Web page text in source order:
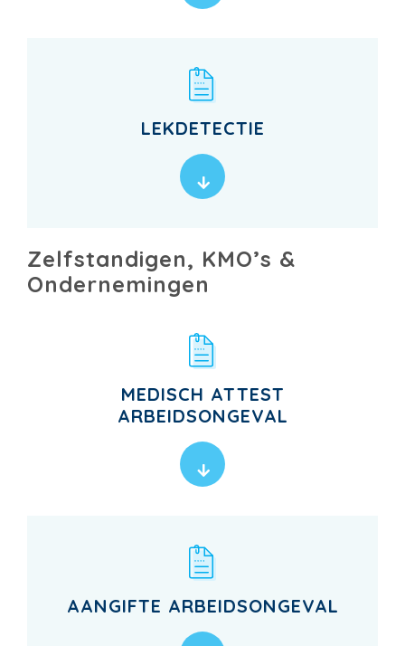
LEKDETECTIE
Zelfstandigen, KMO’s &
Ondernemingen
MEDISCH ATTEST
ARBEIDSONGEVAL
AANGIFTE ARBEIDSONGEVAL